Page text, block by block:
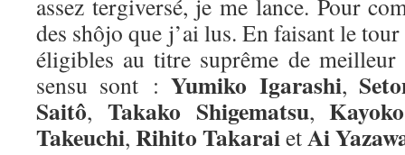
assez tergiversé, je me lance. Pour
des shôjo que j’ai lus. En faisant le tour
éligibles au titre suprême de
sensu sont :Yumiko Igarashi,
Saitô, Takako Shigematsu,Kayoko
Takeuchi, Rihito TakaraietAi